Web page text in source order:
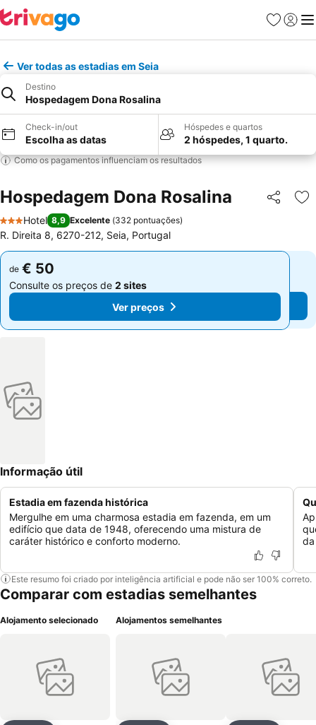
Favoritos
Iniciar
Ver todas as estadias em Seia
Destino
Hospedagem Dona Rosalina
Check-in/out
Escolha as datas
Hóspedes e quartos
2 hóspedes, 1 quarto.
Como os pagamentos influenciam os resultados
Hospedagem Dona Rosalina Partilhar
3 Estrelas
Hotel 8,9 Excelente (332 pontuações)
R. Direita 8, 6270-212, Seia, Portugal
de € 50
Consulte os preços de 2 sites
Ver preços
de € 50
Consulte os preços de 2 sites
Ver preços
Informação útil
Estadia em fazenda histórica
Mergulhe em uma charmosa estadia em fazenda, em um
edifício que data de 1948, oferecendo uma mistura de
caráter histórico e conforto moderno.
Este resumo foi criado por inteligência artificial e pode não ser 100% correto.
Comparar com estadias semelhantes
Alojamento selecionado Alojamentos semelhantes